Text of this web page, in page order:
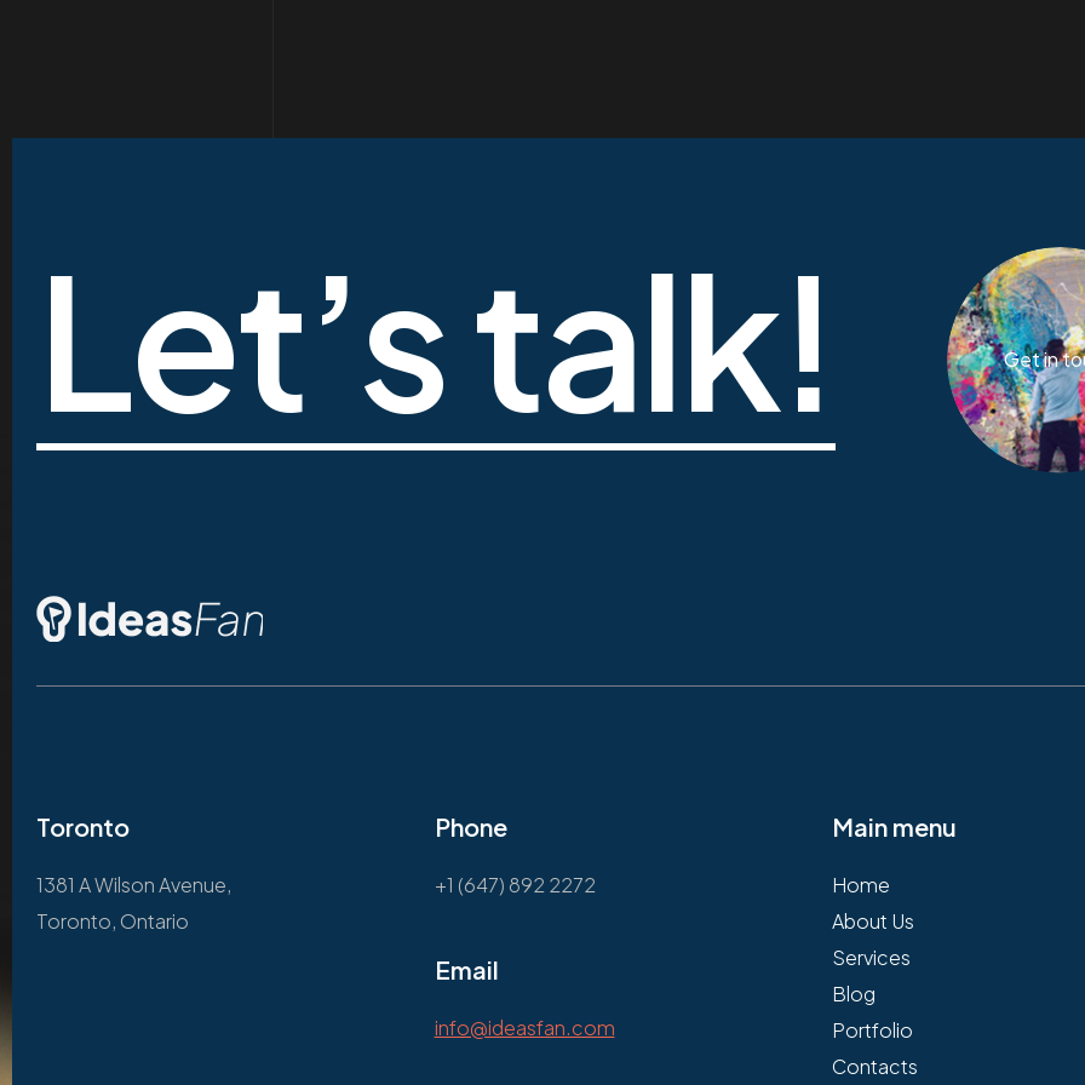
Let’s talk! Get in
Toronto
1381 A Wilson Avenue,
Toronto, Ontario
Phone
+1 (647) 892 2272
Email
info@ideasfan.com
Main menu
Home
About Us
Services
Blog
Portfolio
Contacts